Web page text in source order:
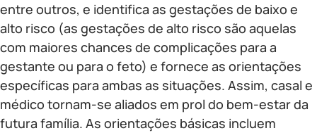
entre outros, e identifica as gestações de baixo e
alto risco (as gestações de alto risco são aquelas
com maiores chances de complicações para a
gestante ou para o feto) e fornece as orientações
específicas para ambas as situações. Assim, casal e
médico tornam-se aliados em prol do bem-estar da
futura família. As orientações básicas incluem